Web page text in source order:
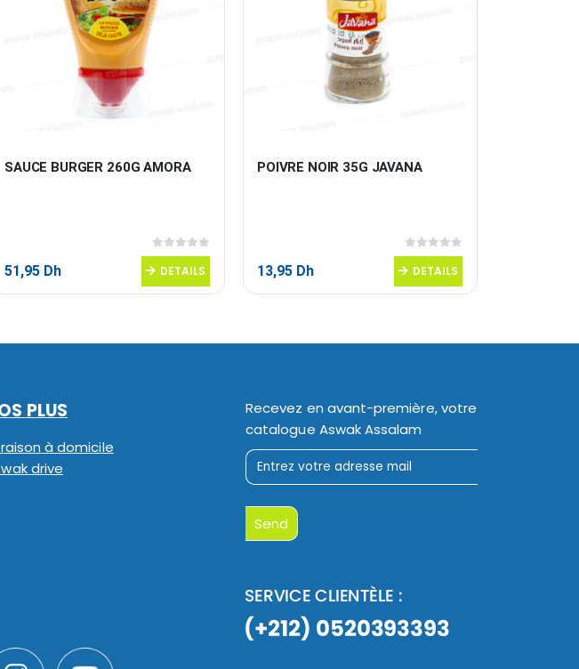
SAUCE BURGER 260G AMORA
0sur 5
51,95 Dh DETAILS
POIVRE NOIR 35G JAVANA
0sur 5
13,95 Dh DETAILS
PLUS
à domicile
drive
Recevez en avant-première, votre
catalogue Aswak Assalam